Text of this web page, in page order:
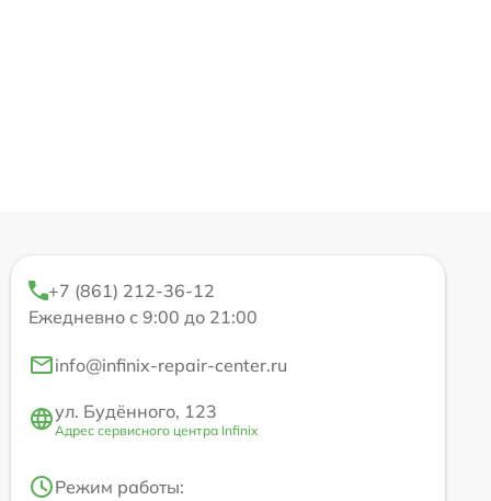
+7 (861) 212-36-12
Ежедневно с 9:00 до 21:00
info@infinix-repair-center.ru
ул. Будённого, 123
Адрес сервисного центра Infinix
Режим работы: